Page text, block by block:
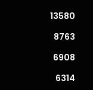
13580
8763
6908
6314